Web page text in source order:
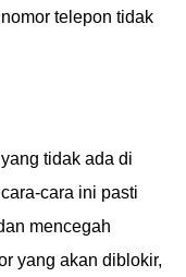
telepon tidak
tidak ada di
cara ini pasti
mencegah
yang akan diblokir,